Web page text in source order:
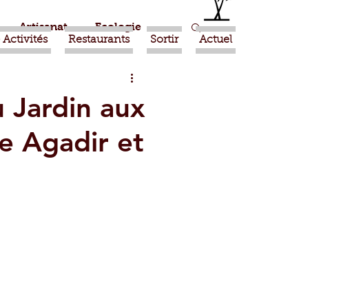
Activités Restaurants Sortir Actuel
Artisanat Ecologie
Ouled Teima
Jardin aux
Agadir et